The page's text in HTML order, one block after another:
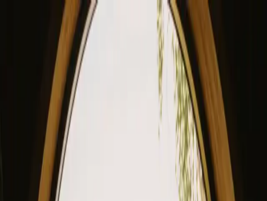
View our site in English? Click here